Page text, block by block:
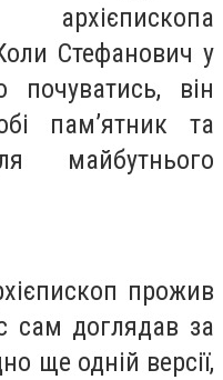
архієпископа
Стефанович у
він
памʼятник та
майбутнього
прожив
сам доглядав за
ще одній версії,